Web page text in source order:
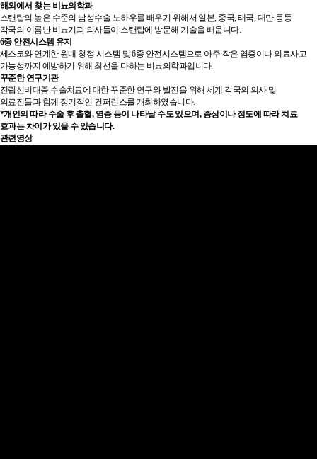
해외에서 찾는 비뇨의학과
스탠탑의 높은 수준의 남성수술 노하우를 배우기 위해서 일본, 중국, 태국, 대만 등등
각국의 이름난 비뇨기과 의사들이 스탠탑에 방문해 기술을 배웁니다.
6중 안전시스템 유지
세스코와 연계한 원내 청정 시스템 및 6중 안전시스템으로 아주 작은 염증이나 의료사고
가능성까지 예방하기 위해 최선을 다하는 비뇨의학과입니다.
꾸준한 연구기관
전립선비대증 수술치료에 대한 꾸준한 연구와 발전을 위해 세계 각국의 의사 및
의료진들과 함께 정기적인 컨퍼런스를 개최하였습니다.
*개인의 따라 수술 후 출혈, 염증 등이 나타날 수도 있으며, 증상이나 정도에 따라 치료
효과는 차이가 있을 수 있습니다.
관련영상